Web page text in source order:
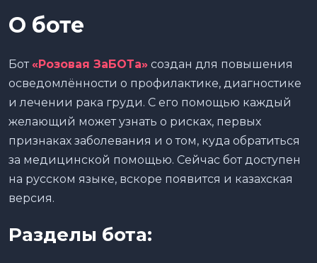
О боте
Бот«Розовая ЗаБОТа» создан для повышения
осведомлённости о профилактике, диагностике
и лечении рака груди. С его помощью каждый
желающий может узнать о рисках, первых
признаках заболевания и о том, куда обратиться
за медицинской помощью. Сейчас бот доступен
на русском языке, вскоре появится и казахская
версия.
Разделы бота: